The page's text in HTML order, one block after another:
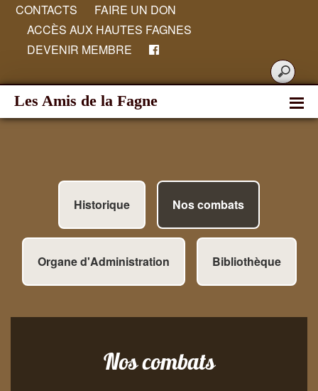
CONTACTS
FAIRE UN DON
ACCÈS AUX HAUTES FAGNES
DEVENIR MEMBRE
Les Amis de la Fagne
Historique Nos combats
Organe d'Administration Bibliothèque
Nos combats